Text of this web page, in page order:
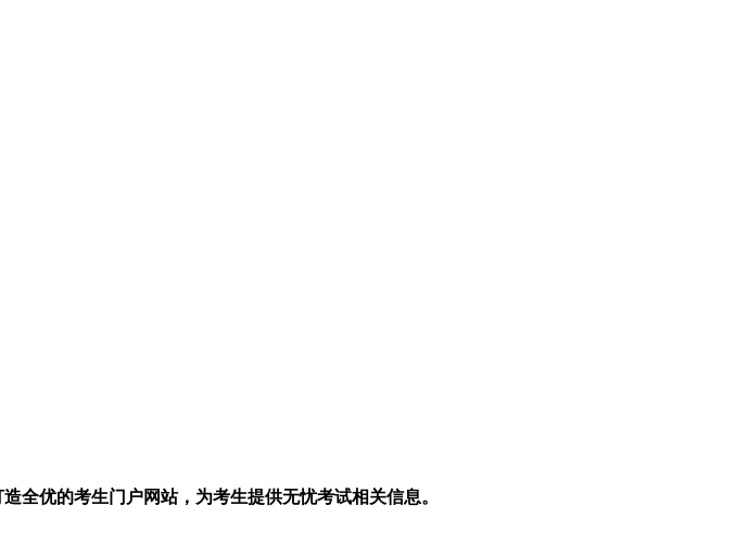
全优的考生门户网站，为考生提供无忧考试相关信息。